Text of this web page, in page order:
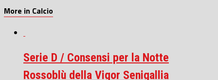
More in Calcio
Serie D / Consensi per la Notte
Rossoblù della Vigor Senigallia